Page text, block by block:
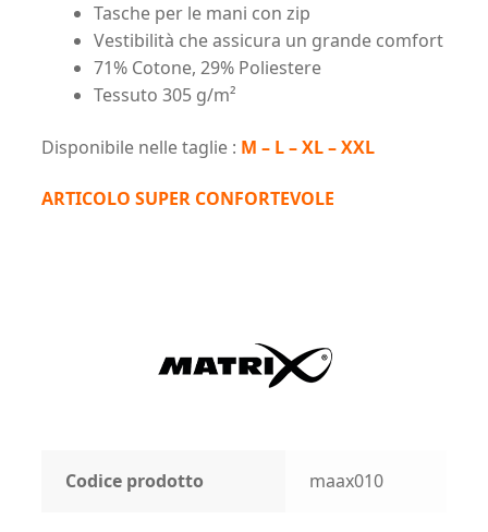
Tasche per le mani con zip
Vestibilità che assicura un grande comfort
71% Cotone, 29% Poliestere
Tessuto 305 g/m²
Disponibile nelle taglie : M – L – XL – XXL
ARTICOLO SUPER CONFORTEVOLE
Codice prodotto maax010